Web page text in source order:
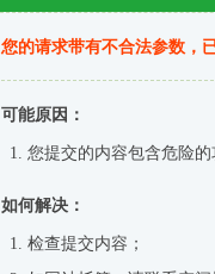
您的请求带有不合法参数，
可能原因：
您提交的内容包含危险
如何解决：
检查提交内容；